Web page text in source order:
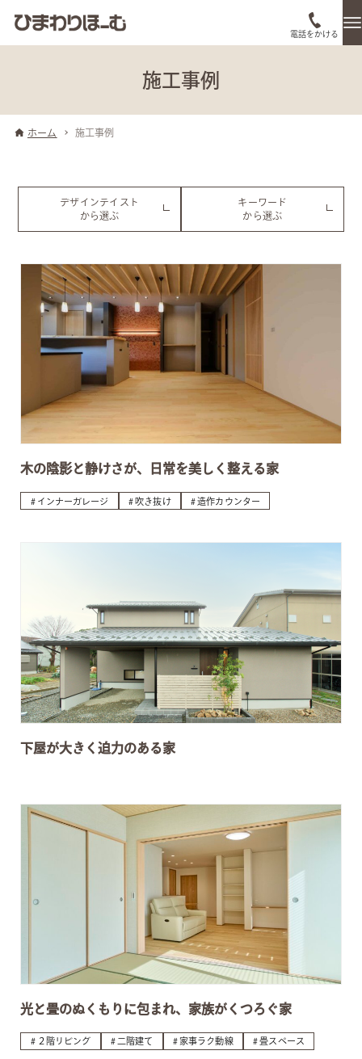
電話をかける
施工事例
ホーム 施工事例
デザインテイスト
から選ぶ
キーワード
から選ぶ
木の陰影と静けさが、日常を美しく整える家
インナーガレージ 吹き抜け 造作カウンター
下屋が大きく迫力のある家
光と畳のぬくもりに包まれ、家族がくつろぐ家
２階リビング 二階建て 家事ラク動線 畳スペース